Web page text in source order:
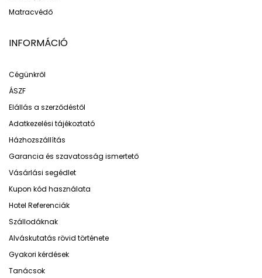
Matracvédő
INFORMÁCIÓ
Cégünkről
ÁSZF
Elállás a szerződéstől
Adatkezelési tájékoztató
Házhozszállítás
Garancia és szavatosság ismertető
Vásárlási segédlet
Kupon kód használata
Hotel Referenciák
Szállodáknak
Alváskutatás rövid története
Gyakori kérdések
Tanácsok